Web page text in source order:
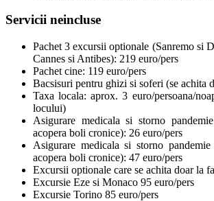
Servicii neincluse
Pachet 3 excursii optionale (Sanremo si
Cannes si Antibes): 219 euro/pers
Pachet cine: 119 euro/pers
Bacsisuri pentru ghizi si soferi (se achita
Taxa locala: aprox. 3 euro/persoana/
locului)
Asigurare medicala si storno
acopera boli cronice): 26 euro/pers
Asigurare medicala si storno
acopera boli cronice): 47 euro/pers
Excursii optionale care se achita doar la
Excursie Eze si Monaco 95 euro/pers
Excursie Torino 85 euro/pers